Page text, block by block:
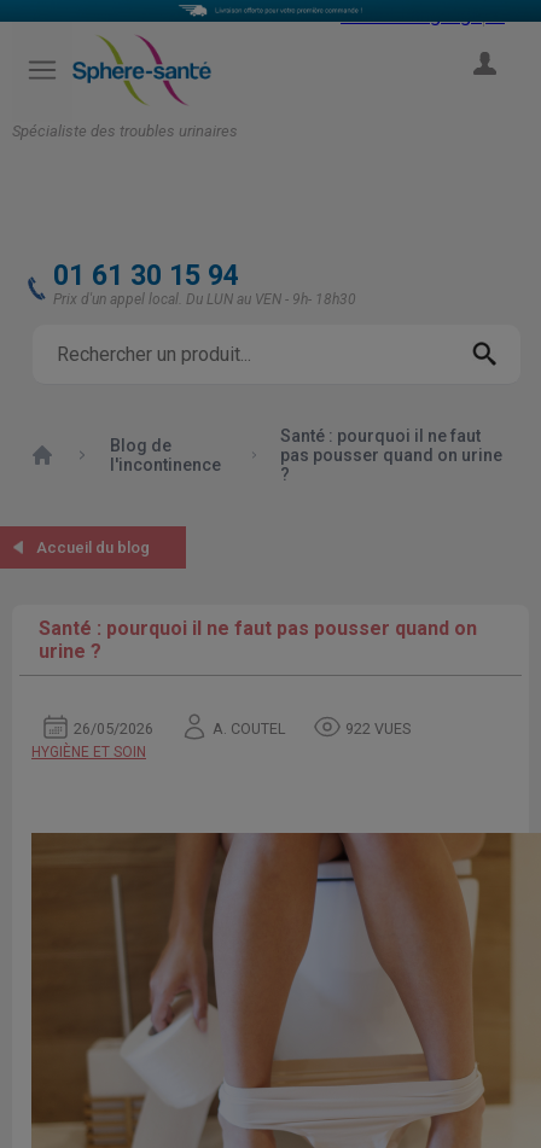
Spécialiste des troubles urinaires
Select Language
01 61 30 15 94
Prix d'un appel local. Du LUN au VEN - 9h- 18h30
Accueil
Blog de
l'incontinence
Santé : pourquoi il ne faut
pas pousser quand on urine
?
Accueil du blog
Santé : pourquoi il ne faut pas pousser quand on
urine ?
26/05/2026 A. COUTEL 922 VUES
HYGIÈNE ET SOIN